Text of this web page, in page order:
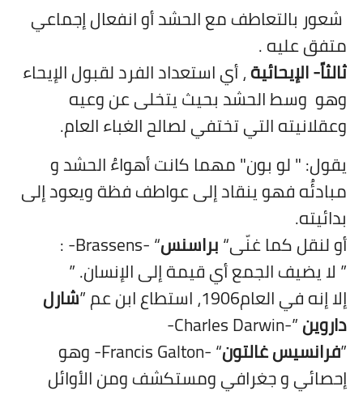
شعور بالتعاطف مع الحشد أو انفعال إجماعي
متفق عليه .
ثالثاً- الإيحائية، أي استعداد الفرد لقبول الإيحاء
وهو وسط الحشد بحيث يتخلى عن وعيه
وعقلانيته التي تختفي لصالح الغباء العام.
يقول:"لو بون"مهما كانت أهواءُ الحشد و
مبادئُه فهو ينقاد إلى عواطف فظة ويعود إلى
بدائيته.
أو لنقل كما غنّى“براسنس“
: -Brassens-
” لا يضيف الجمع أي قيمة إلى الإنسان. ”
إلا إنه في العام1906، استطاع ابن عم ”
شارل
داروين”
-Charles Darwin-
”فرانسيس غالتون“
-Francis Galton-وهو
إحصائي و جغرافي ومستكشف ومن الأوائل